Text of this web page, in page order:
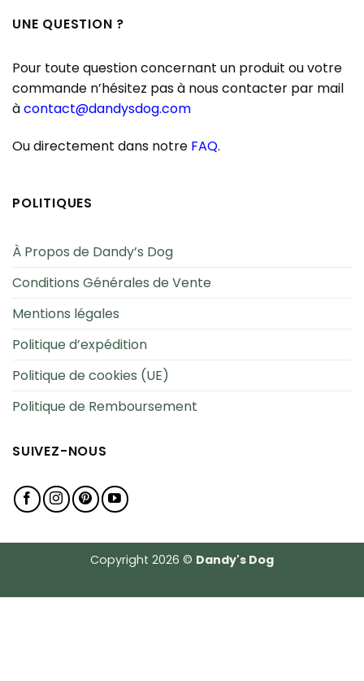
UNE QUESTION ?
Pour toute question concernant un produit ou votre
commande n’hésitez pas à nous contacter par mail
àcontact@dandysdog.com
Ou directement dans notre FAQ.
POLITIQUES
À Propos de Dandy’s Dog
Conditions Générales de Vente
Mentions légales
Politique d’expédition
Politique de cookies (UE)
Politique de Remboursement
SUIVEZ-NOUS
Copyright 2026 © Dandy's Dog